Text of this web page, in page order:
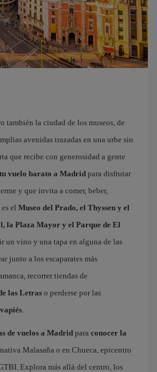
también la ciudad de los museos, de
avenidas trazadas en una urbe sin
que recibe con generosidad a gente
vuelo barato a Madridpara disfrutar
y que invita a comer, beber,
el Museo del Prado, el Thyssen y el
la Plaza Mayor y el Parque de El
un vino y una tapa en alguna de las
junto a los escaparates más
recorrer tiendas de
las Letras o perderse por las
.
de vuelos a Madrid para conocer la
Malasaña o en Chueca, epicentro
Explora más allá del centro, los